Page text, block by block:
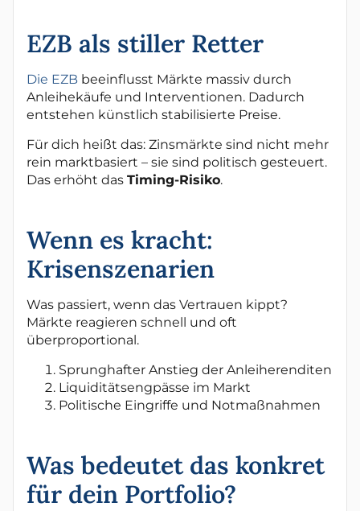
EZB als stiller Retter
Die EZB beeinflusst Märkte massiv durch
Anleihekäufe und Interventionen. Dadurch
entstehen künstlich stabilisierte Preise.
Für dich heißt das: Zinsmärkte sind nicht mehr
rein marktbasiert – sie sind politisch gesteuert.
Das erhöht das Timing-Risiko.
Wenn es kracht:
Krisenszenarien
Was passiert, wenn das Vertrauen kippt?
Märkte reagieren schnell und oft
überproportional.
Sprunghafter Anstieg der Anleiherenditen
Liquiditätsengpässe im Markt
Politische Eingriffe und Notmaßnahmen
Was bedeutet das konkret
für dein Portfolio?